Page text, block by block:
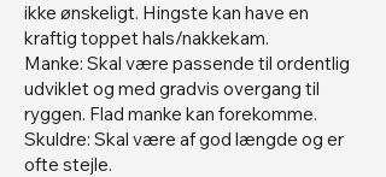
ikke ønskeligt. Hingste kan have en
kraftig toppet hals/nakkekam.
Manke: Skal være passende til ordentlig
udviklet og med gradvis overgang til
ryggen. Flad manke kan forekomme.
Skuldre: Skal være af god længde og er
ofte stejle.